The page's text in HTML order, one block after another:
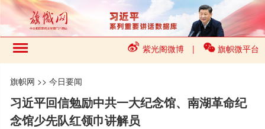
紫光阁微博 | 旗帜微平台
旗帜网 >>今日要闻
习近平回信勉励中共一大纪念馆、南湖革命纪
念馆少先队红领巾讲解员